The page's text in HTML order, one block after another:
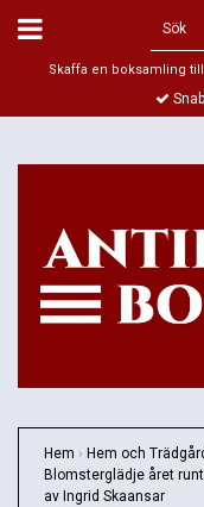
Skaffa en boksamling
Hem › Hem och
Blomsterglädje året
av Ingrid Skaansar